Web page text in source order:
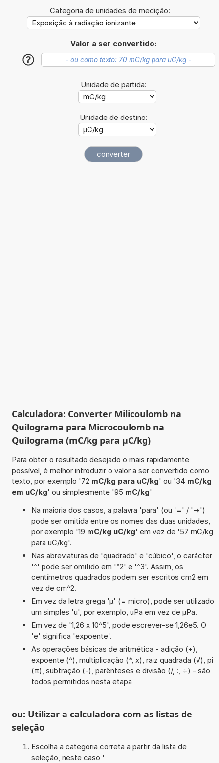
Categoria de unidades de medição:
Valor a ser convertido:
?
Unidade de partida:
Unidade de destino:
Calculadora: Converter Milicoulomb na
Quilograma para Microcoulomb na
Quilograma (mC/kg para µC/kg)
Para obter o resultado desejado o mais rapidamente
possível, é melhor introduzir o valor a ser convertido como
texto, por exemplo '72 mC/kg para uC/kg' ou '34 mC/kg
em uC/kg' ou simplesmente '95 mC/kg':
Na maioria dos casos, a palavra 'para' (ou '=' / '->')
pode ser omitida entre os nomes das duas unidades,
por exemplo '19 mC/kg uC/kg' em vez de '57 mC/kg
para uC/kg'.
Nas abreviaturas de 'quadrado' e 'cúbico', o carácter
'^' pode ser omitido em '^2' e '^3'. Assim, os
centímetros quadrados podem ser escritos cm2 em
vez de cm^2.
Em vez da letra grega 'µ' (= micro), pode ser utilizado
um simples 'u', por exemplo, uPa em vez de µPa.
Em vez de '1,26 x 10^5', pode escrever-se 1,26e5. O
'e' significa 'expoente'.
As operações básicas de aritmética - adição (+),
expoente (^), multiplicação (*, x), raiz quadrada (√), pi
(π), subtração (-), parênteses e divisão (/, :, ÷) - são
todos permitidos nesta etapa
ou: Utilizar a calculadora com as listas de
seleção
Escolha a categoria correta a partir da lista de
seleção, neste caso '